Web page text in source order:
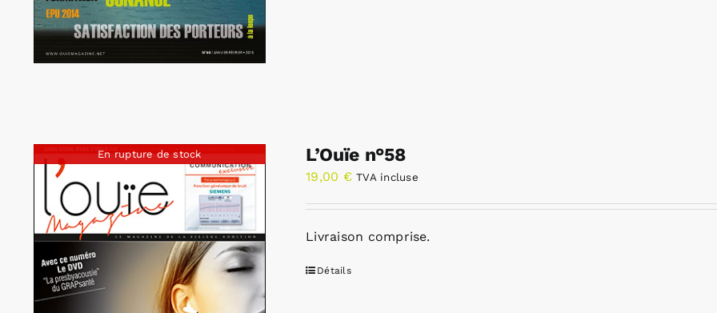
En rupture de stock L’Ouïe n°58
19,00 € TVA incluse
Livraison comprise.
Détails